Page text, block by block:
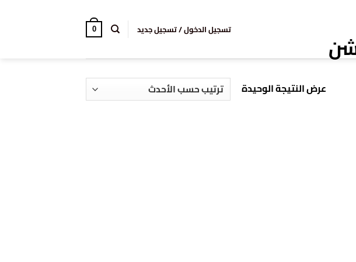
تسجيل الدخول / تسجيل جديد 0
عرض النتيجة الوحيدة